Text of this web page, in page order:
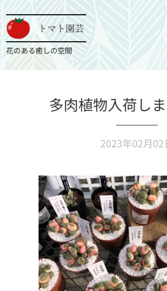
トマト園芸
花のある癒しの空間
多肉植物入荷し
2023年02月02